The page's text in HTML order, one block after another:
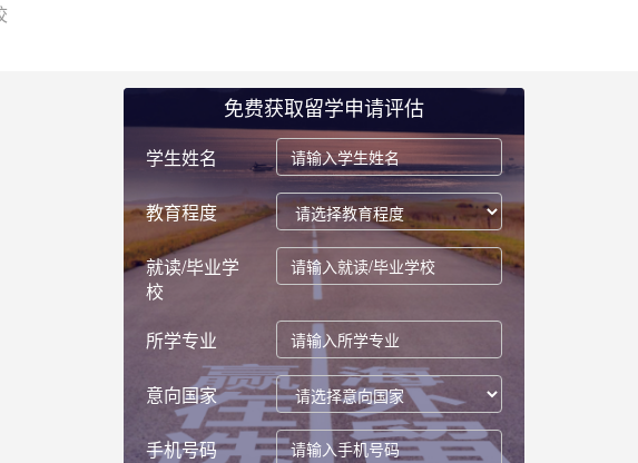
免费获取留学申请评估
学生姓名
教育程度
就读/毕业学
校
所学专业
意向国家
手机号码